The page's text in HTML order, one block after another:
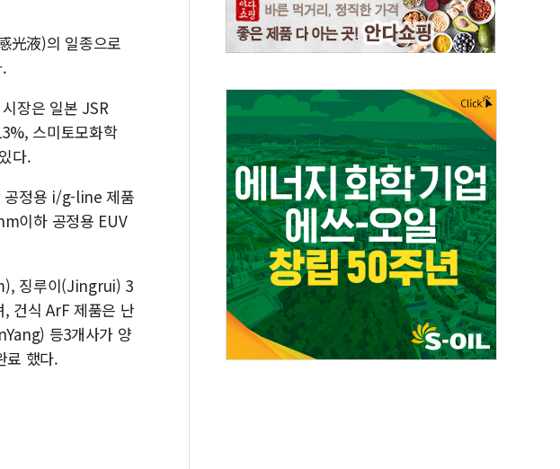
光液)의 일종으로
장은 일본 JSR
스미토모화학
다.
공정용 i/g-line 제품
이하 공정용 EUV
징루이(Jingrui) 3
건식 ArF 제품은 난
등3개사가 양
료 했다.